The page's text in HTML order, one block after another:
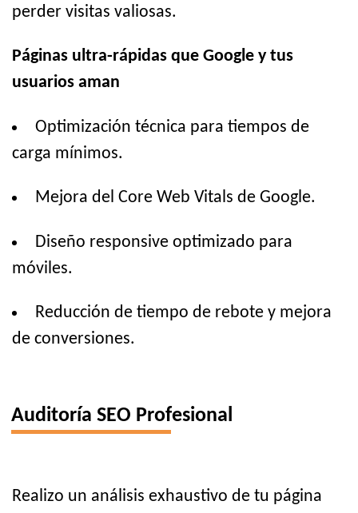
perder visitas valiosas.
Páginas ultra-rápidas que Google y tus
usuarios aman
Optimización técnica para tiempos de
carga mínimos.
Mejora del Core Web Vitals de Google.
Diseño responsive optimizado para
móviles.
Reducción de tiempo de rebote y mejora
de conversiones.
Auditoría SEO Profesional
Realizo un análisis exhaustivo de tu página